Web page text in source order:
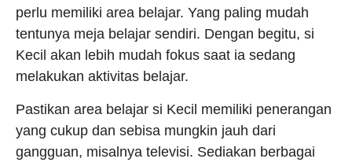
perlu memiliki area belajar. Yang paling mudah
tentunya meja belajar sendiri. Dengan begitu, si
Kecil akan lebih mudah fokus saat ia sedang
melakukan aktivitas belajar.
Pastikan area belajar si Kecil memiliki penerangan
yang cukup dan sebisa mungkin jauh dari
gangguan, misalnya televisi. Sediakan berbagai